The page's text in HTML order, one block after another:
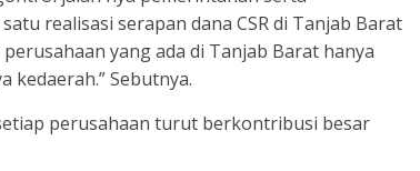
realisasi serapan dana CSR di Tanjab Barat
yang ada di Tanjab Barat hanya
kedaerah.” Sebutnya.
perusahaan turut berkontribusi besar